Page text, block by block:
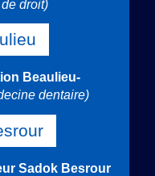
droit)
Beaulieu-
dentaire)
Sadok Besrour